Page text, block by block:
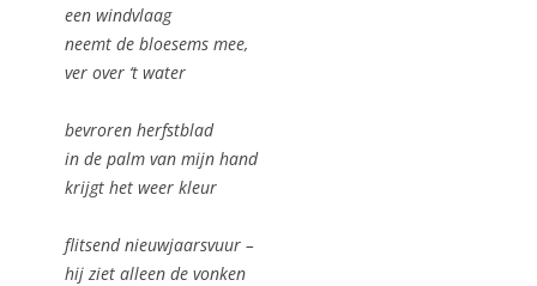
een windvlaag
neemt de bloesems mee,
ver over ‘t water
bevroren herfstblad
in de palm van mijn hand
krijgt het weer kleur
flitsend nieuwjaarsvuur –
hij ziet alleen de vonken